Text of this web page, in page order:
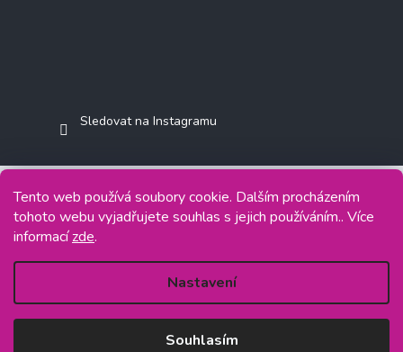
Tento web používá soubory cookie. Dalším procházením
tohoto webu vyjadřujete souhlas s jejich používáním.. Více
informacízde.
Nastavení
Souhlasím
Sledovat na Instagramu
Copyright 2026Jasminkashop.cz. Všechna práva vyhrazena.
Vytvořil Shoptet